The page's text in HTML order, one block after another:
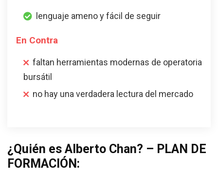
lenguaje ameno y fácil de seguir
En Contra
faltan herramientas modernas de operatoria
bursátil
no hay una verdadera lectura del mercado
¿Quién es Alberto Chan? – PLAN DE
FORMACIÓN: